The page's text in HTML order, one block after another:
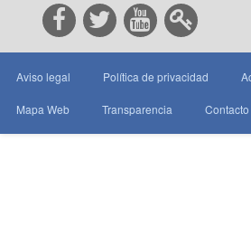
Aviso legal Política de privacidad
Mapa Web Transparencia Contacto